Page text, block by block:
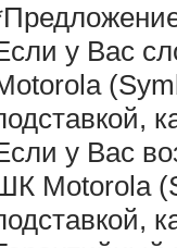
у Вас
у Вас
Motorola